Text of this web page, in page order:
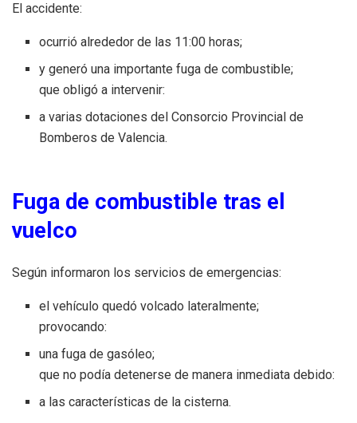
El accidente:
ocurrió alrededor de las 11:00 horas;
y generó una importante fuga de combustible;
que obligó a intervenir:
a varias dotaciones del Consorcio Provincial de
Bomberos de Valencia.
Fuga de combustible tras el
vuelco
Según informaron los servicios de emergencias:
el vehículo quedó volcado lateralmente;
provocando:
una fuga de gasóleo;
que no podía detenerse de manera inmediata debido:
a las características de la cisterna.